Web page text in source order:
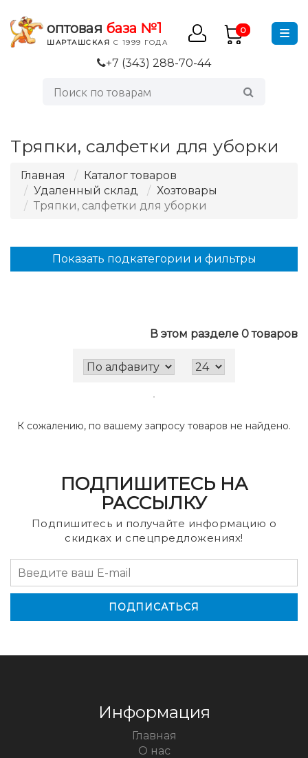
оптовая база №1
ШАРТАШСКАЯ С 1999 ГОДА
0
+7 (343) 288-70-44
Тряпки, салфетки для уборки
Главная
Каталог товаров
Удаленный склад
Хозтовары
Тряпки, салфетки для уборки
В этом разделе 0 товаров
К сожалению, по вашему запросу товаров не найдено.
Показать подкатегории и фильтры
ПОДПИШИТЕСЬ НА
РАССЫЛКУ
Подпишитесь и получайте информацию о
скидках и спецпредложениях!
Информация
Главная
О нас